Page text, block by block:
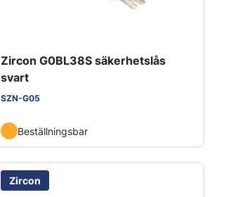
Zircon G0BL38S säkerhetslås
svart
SZN-G05
Beställningsbar
Zircon